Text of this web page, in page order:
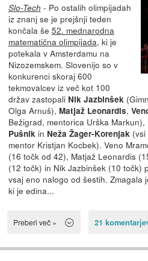
Slo-Tech - Po ostalih olimpijadah
iz znanj se je prejšnji teden
končala še 52. mednarodna
matematična olimpijada, ki je
potekala v Amsterdamu na
Nizozemskem. Slovenijo so v
konkurenci skoraj 600
tekmovalcev iz več kot 100
držav zastopali Nik Jazbinšek
Olga Arnuš), Matjaž Leonardis,
Bežigrad, mentorica Urška Markun),
Pušnik in Neža Žager-Korenjak
mentor Kristjan Kocbek). Veno
(16 točk od 42), Matjaž Leonardis
(12 točk) in Nik Jazbinšek (10 točk)
vsaj eno nalogo od šestih. Zmagala
ki je edina...
Preberi več » 21